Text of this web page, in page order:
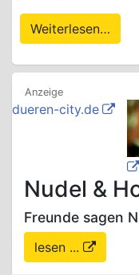
Weiterlesen…
dueren-city.de
Nudel &
Freunde sagen
lesen ...